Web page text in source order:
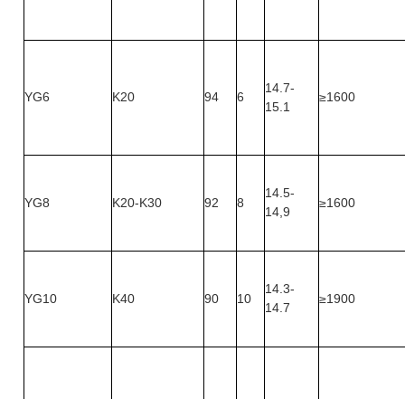
YG6 K20 94 6
14.7-
15.1
≥1600
YG8 K20-K30 92 8
14.5-
14,9
≥1600
YG10 K40 90 10
14.3-
14.7
≥1900